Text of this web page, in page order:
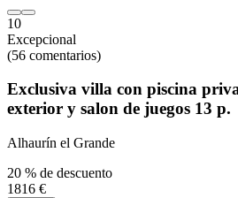
10
Excepcional
(56 comentarios)
Exclusiva villa con piscina
exterior y salon de juegos 13 p.
Alhaurín el Grande
20 % de descuento
1816 €